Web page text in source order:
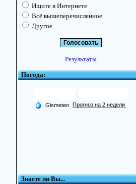
Ищите в Интернете
Всё вышеперечисленное
Другое
Результаты
Погода:
Знаете ли Вы...